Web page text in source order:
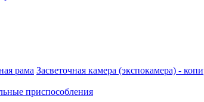
Засветочная камера (экспокамера) -
приспособления